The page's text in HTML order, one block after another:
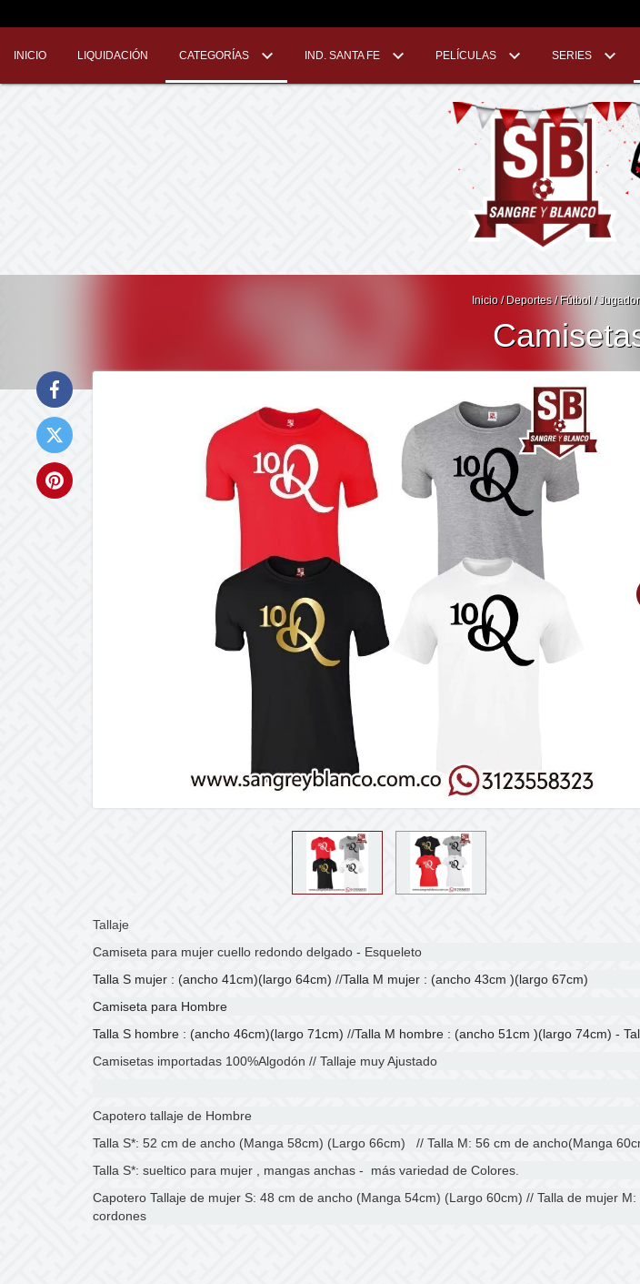
INICIO LIQUIDACIÓN CATEGORÍAS IND. SANTA FE PELÍCULAS SERIES
Inicio / Deportes / Fútbol /
Tallaje
Camiseta para mujer cuello redondo delgado - Esqueleto
Talla S mujer : (ancho 41cm)(largo 64cm) //Talla M mujer : (ancho 43cm )(largo 67cm)
Camiseta para Hombre
Talla S hombre : (ancho 46cm)(largo 71cm) //Talla M hombre : (ancho 51cm )(largo 74cm) -
Camisetas importadas 100%Algodón // Tallaje muy Ajustado
Capotero tallaje de Hombre
Talla S*: 52 cm de ancho (Manga 58cm) (Largo 66cm) // Talla M: 56 cm de ancho(Manga
Talla S*: sueltico para mujer , mangas anchas - más variedad de Colores.
Capotero Tallaje de mujer S: 48 cm de ancho (Manga 54cm) (Largo 60cm) // Talla de mujer
cordones